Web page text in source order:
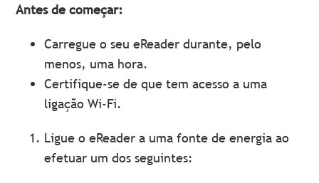
Antes de começar:
Carregue o seu eReader durante, pelo
menos, uma hora.
Certifique-se de que tem acesso a uma
ligação Wi-Fi.
Ligue o eReader a uma fonte de energia ao
efetuar um dos seguintes: